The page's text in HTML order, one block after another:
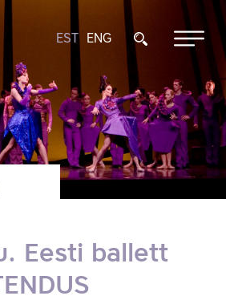
EST ENG
Eesti ballett